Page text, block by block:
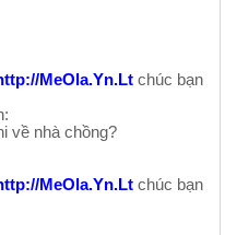
MeOla.Yn.Lt chúc bạn
về nhà chồng?
MeOla.Yn.Lt chúc bạn